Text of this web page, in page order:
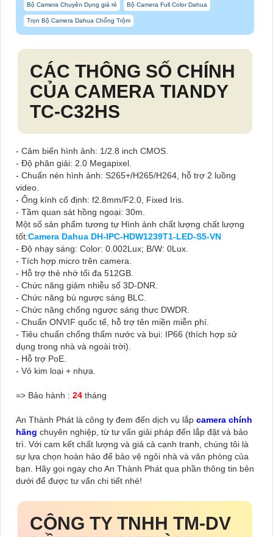
Bộ Camera Chuyên Dụng giá rẻ Bộ Camera Full Color Dahua
Trọn Bộ Camera Dahua Chống Trộm
CÁC THÔNG SỐ CHÍNH
CỦA CAMERA TIANDY
TC-C32HS
- Cảm biến hình ảnh: 1/2.8 inch CMOS.
- Độ phân giải: 2.0 Megapixel.
- Chuẩn nén hình ảnh: S265+/H265/H264, hỗ trợ 2 luồng
video.
- Ống kính cố định: f2.8mm/F2.0, Fixed Iris.
- Tầm quan sát hồng ngoại: 30m.
Một số sản phẩm tương tự Hình ảnh chất lượng chất lượng
tốt:Camera Dahua DH-IPC-HDW1239T1-LED-S5-VN
- Độ nhạy sáng: Color: 0.002Lux; B/W: 0Lux.
- Tích hợp micro trên camera.
- Hỗ trợ thẻ nhớ tối đa 512GB.
- Chức năng giảm nhiễu số 3D-DNR.
- Chức năng bù ngược sáng BLC.
- Chức năng chống ngược sáng thực DWDR.
- Chuẩn ONVIF quốc tế, hỗ trợ tên miền miễn phí.
- Tiêu chuẩn chống thấm nước và bụi: IP66 (thích hợp sử
dụng trong nhà và ngoài trời).
- Hỗ trợ PoE.
- Vỏ kim loại + nhựa.
=> Bảo hành : 24 tháng
An Thành Phát là công ty đem đến dịch vụ lắp camera chính
hãng chuyên nghiệp, từ tư vấn giải pháp đến lắp đặt và bảo
trì. Với cam kết chất lượng và giá cả cạnh tranh, chúng tôi là
sự lựa chọn hoàn hảo để bảo vệ ngôi nhà và văn phòng của
bạn. Hãy gọi ngay cho An Thành Phát qua phần thông tin bên
dưới để được tư vấn chi tiết nhé!
CÔNG TY TNHH TM-DV